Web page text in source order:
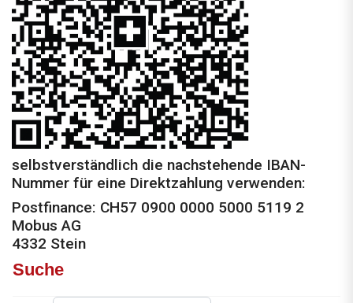
selbstverständlich die nachstehende IBAN-
Nummer für eine Direktzahlung verwenden:
Postfinance: CH57 0900 0000 5000 5119 2
Mobus AG
4332 Stein
Suche